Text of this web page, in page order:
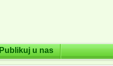
u nas